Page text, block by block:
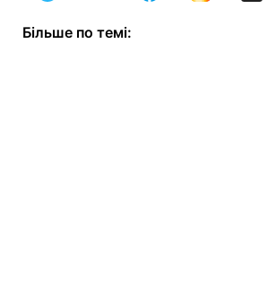
Більше по темі: